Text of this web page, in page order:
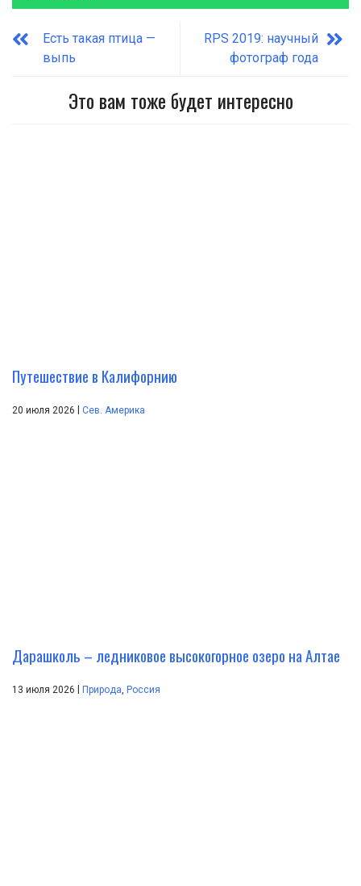
Есть такая птица —
выпь
RPS 2019: научный
фотограф года
Это вам тоже будет интересно
Путешествие в Калифорнию
20 июля 2026 Сев. Америка
Дарашколь – ледниковое высокогорное озеро на Алтае
13 июля 2026 | Природа Россия